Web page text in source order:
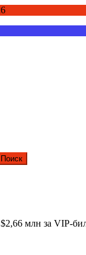
млн за VIP-